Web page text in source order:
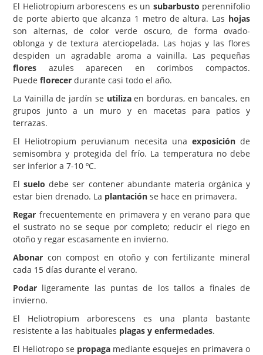
Arbustos y Trepadoras
Cactus y Suculentas
El Heliotropium arborescens es un subarbusto perennifolio
de porte abierto que alcanza 1 metro de altura. Las hojas
son alternas, de color verde oscuro, de forma ovado-
oblonga y de textura aterciopelada. Las hojas y las flores
despiden un agradable aroma a vainilla. Las pequeñas
flores azules aparecen en corimbos compactos.
Puede florecer durante casi todo el año.
La Vainilla de jardín se utilizaen borduras, en bancales, en
grupos junto a un muro y en macetas para patios y
terrazas.
El Heliotropium peruvianum necesita una exposiciónde
semisombra y protegida del frío. La temperatura no debe
ser inferior a 7-10 ºC.
Elsuelo debe ser contener abundante materia orgánica y
estar bien drenado. La plantación se hace en primavera.
Regar frecuentemente en primavera y en verano para que
el sustrato no se seque por completo; reducir el riego en
otoño y regar escasamente en invierno.
Abonar con compost en otoño y con fertilizante mineral
cada 15 días durante el verano.
Podar ligeramente las puntas de los tallos a finales de
invierno.
El Heliotropium arborescens es una planta bastante
resistente a las habituales plagas y enfermedades.
El Heliotropo se propaga mediante esquejes en primavera o